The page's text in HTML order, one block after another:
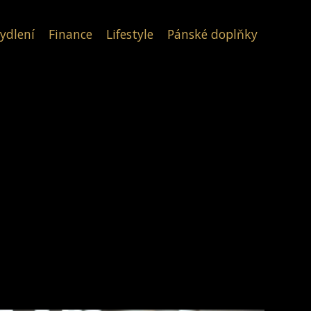
Finance Lifestyle Pánské doplňky